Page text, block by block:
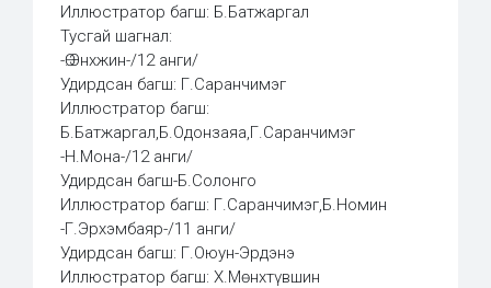
Иллюстратор багш: Б.Батжаргал
Тусгай шагнал:
-Ө.Энхжин-/12 анги/
Удирдсан багш: Г.Саранчимэг
Иллюстратор багш:
Б.Батжаргал,Б.Одонзаяа,Г.Саранчимэг
-Н.Мона-/12 анги/
Удирдсан багш-Б.Солонго
Иллюстратор багш: Г.Саранчимэг,Б.Номин
-Г.Эрхэмбаяр-/11 анги/
Удирдсан багш: Г.Оюун-Эрдэнэ
Иллюстратор багш: Х.Мөнхтүвшин